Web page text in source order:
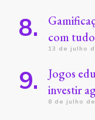
com
13 de julho
Jogos
investir
8 de julho